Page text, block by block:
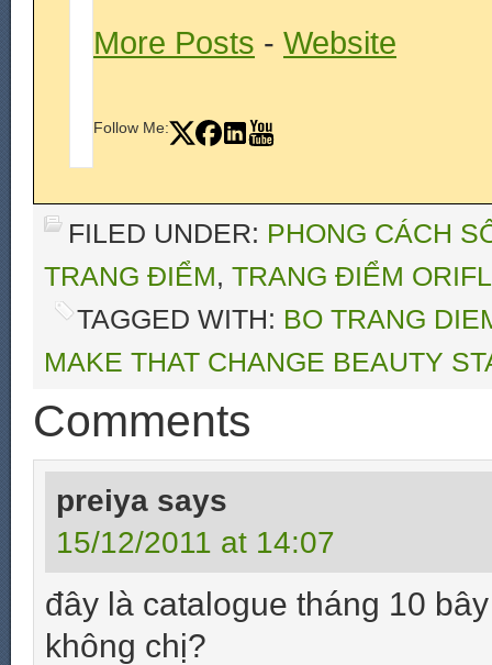
More Posts - Website
Follow Me:
FILED UNDER: PHONG CÁCH
TRANG ĐIỂM, TRANG ĐIỂM
TAGGED WITH: BO TRANG
MAKE THAT CHANGE BEAUTY
Comments
preiya says
15/12/2011 at 14:07
đây là catalogue tháng 10
không chị?